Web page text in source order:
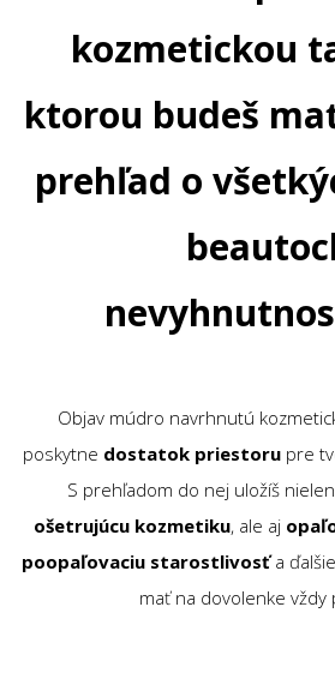
kozmetickou
ktorou budeš
prehľad o
Objav múdro navrhnutú
poskytne dostatok priestorupre
S prehľadom do nej uložíš nielen
ošetrujúcu kozmetiku, ale aj
poopaľovaciu starostlivosťa
mať na dovolenke vždy